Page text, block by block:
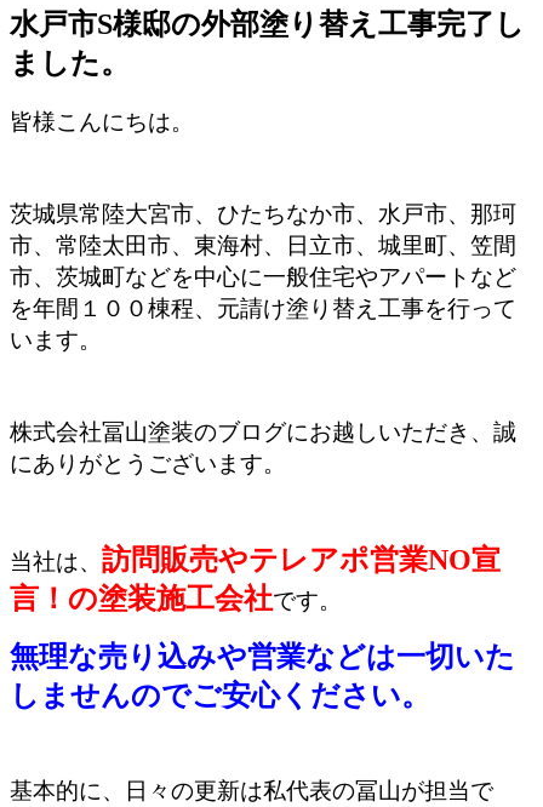
水戸市S様邸の外部塗り替え工事完了し
ました。
皆様こんにちは。
茨城県常陸大宮市、ひたちなか市、水戸市、那珂
市、常陸太田市、東海村、日立市、城里町、笠間
市、茨城町などを中心に一般住宅やアパートなど
を年間１００棟程、元請け塗り替え工事を行って
います。
株式会社冨山塗装のブログにお越しいただき、誠
にありがとうございます。
当社は、 訪問販売やテレアポ営業NO宣
言！の塗装施工会社です。
無理な売り込みや営業などは一切いた
しませんのでご安心ください。
基本的に、日々の更新は私代表の冨山が担当で